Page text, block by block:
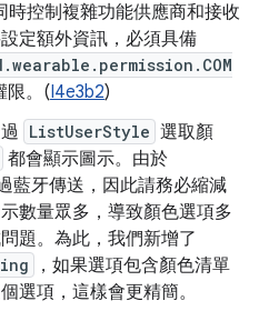
時控制複雜功能供應商和接收
定額外資訊，必須具備
限。(I4e3b2)
ListUserStyle 選取顏
都會顯示圖示。由於
藍牙傳送，因此請務必縮減
數量眾多，導致顏色選項多
題。為此，我們新增了
，如果選項包含顏色清單
選項，這樣會更精簡。